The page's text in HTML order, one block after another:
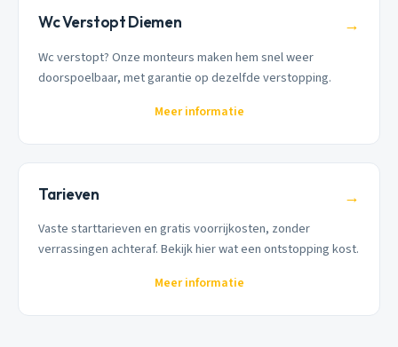
Wc Verstopt Diemen →
Wc verstopt? Onze monteurs maken hem snel weer
doorspoelbaar, met garantie op dezelfde verstopping.
Meer informatie
Tarieven →
Vaste starttarieven en gratis voorrijkosten, zonder
verrassingen achteraf. Bekijk hier wat een ontstopping kost.
Meer informatie